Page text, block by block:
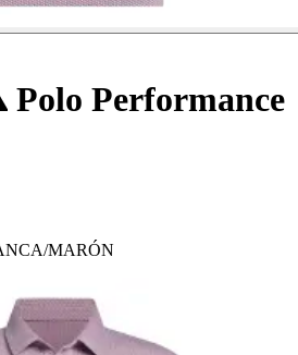
Polo Performance
MARÓN